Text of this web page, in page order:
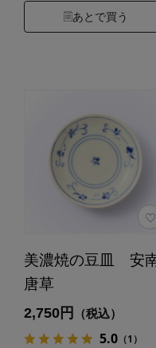
あとで買う
美濃焼の豆皿 安
唐草
2,750円 （税込）
5.0（1）